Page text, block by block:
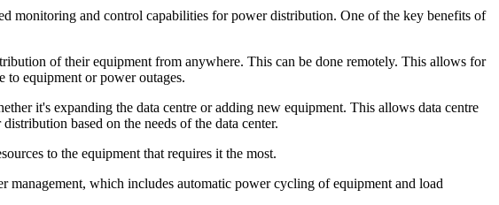
monitoring and control capabilities for power distribution. One of the key benefits of
of their equipment from anywhere. This can be done remotely. This allows for
to equipment or power outages.
it's expanding the data centre or adding new equipment. This allows data centre
based on the needs of the data center.
to the equipment that requires it the most.
management, which includes automatic power cycling of equipment and load